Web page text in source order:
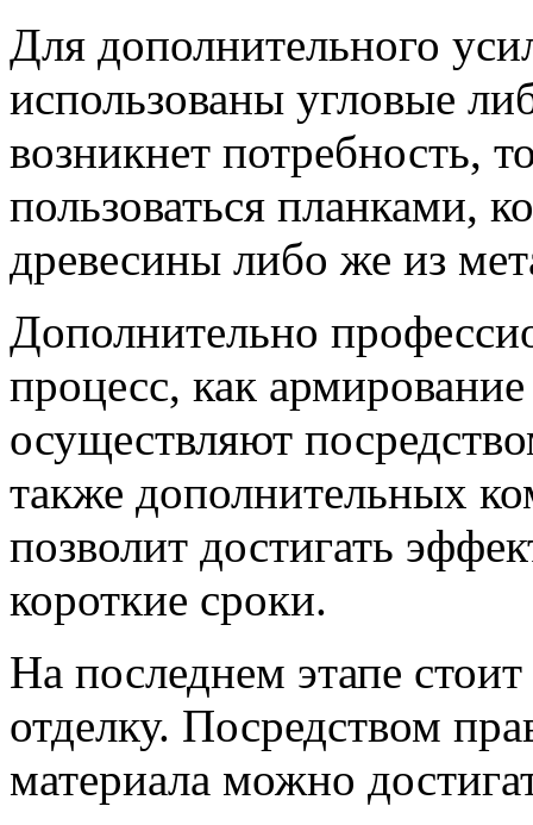
Для дополнительного
использованы угловые
возникнет потребность,
пользоваться планками,
древесины либо же из
Дополнительно
процесс, как
осуществляют
также дополнительных
позволит достигать
короткие сроки.
На последнем этапе
отделку. Посредством
материала можно